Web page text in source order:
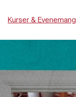
Kurser & Evenemang